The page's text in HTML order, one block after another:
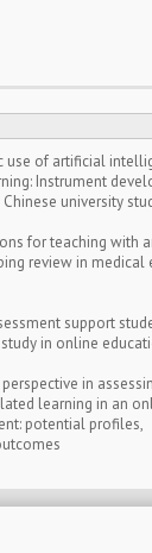
use of artificial
Instrument
university
for teaching with
review in medical
support
in online
in
learning in an
potential profiles,